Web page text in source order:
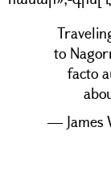
to
facto
— James